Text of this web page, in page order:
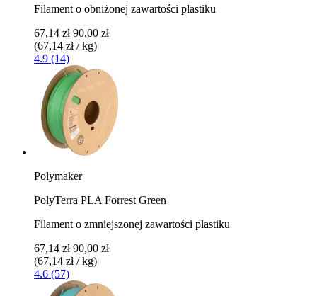
Filament o obniżonej zawartości plastiku
67,14 zł 90,00 zł
(67,14 zł / kg)
4.9 (14)
Polymaker
PolyTerra PLA Forrest Green
Filament o zmniejszonej zawartości plastiku
67,14 zł 90,00 zł
(67,14 zł / kg)
4.6 (57)